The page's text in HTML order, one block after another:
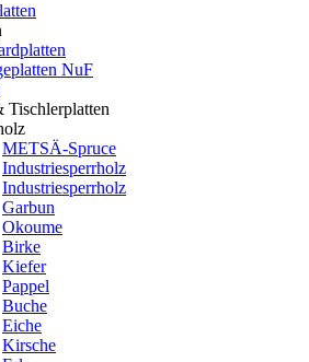
NuF
Tischlerplatten
METSÄ-Spruce
Industriesperrholz
Industriesperrholz
Garbun
Okoume
Birke
Kiefer
Pappel
Buche
Eiche
Kirsche